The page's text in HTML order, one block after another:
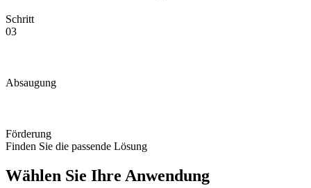
Schritt
03
Absaugung
Förderung
Finden Sie die passende Lösung
Wählen Sie Ihre Anwendung